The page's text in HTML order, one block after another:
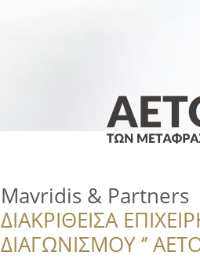
Mavridis & Partners
ΔΙΑΚΡΙΘΕΙΣΑ
ΔΙΑΓΩΝΙΣΜΟΥ ‘’